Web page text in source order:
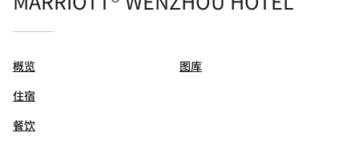
概览
住宿
餐饮
图库